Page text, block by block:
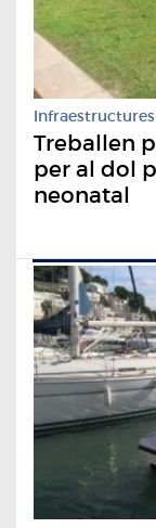
Infraestructures
Treballen
per al dol
neonatal